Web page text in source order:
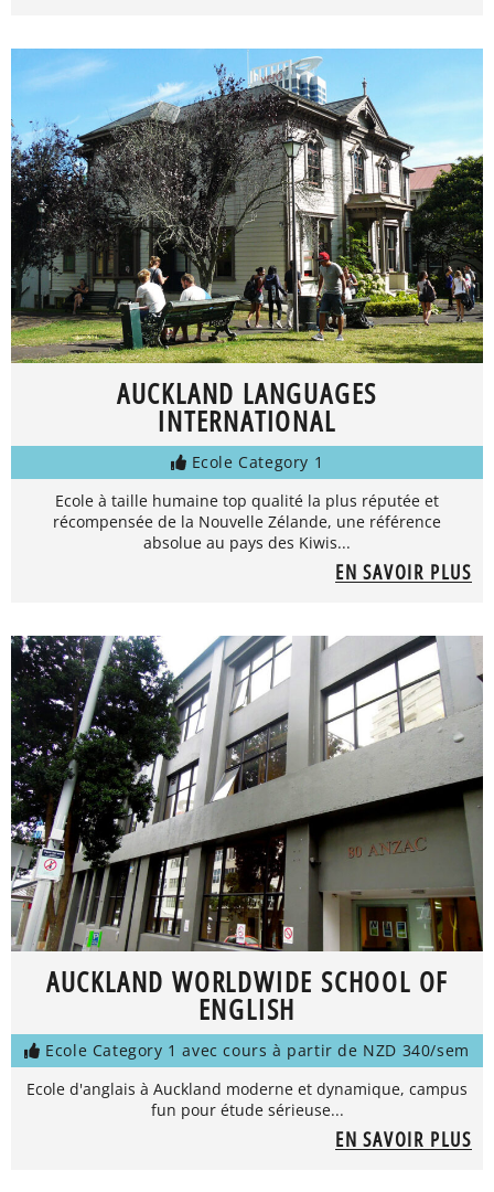
AUCKLAND LANGUAGES
INTERNATIONAL
Ecole Category 1
Ecole à taille humaine top qualité la plus réputée et
récompensée de la Nouvelle Zélande, une référence
absolue au pays des Kiwis...
EN SAVOIR PLUS
AUCKLAND WORLDWIDE SCHOOL OF
ENGLISH
Ecole Category 1 avec cours à partir de NZD 340/sem
Ecole d'anglais à Auckland moderne et dynamique, campus
fun pour étude sérieuse...
EN SAVOIR PLUS